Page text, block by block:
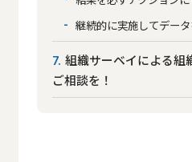
継続的に実施してデー
7 組織サーベイによる
ご相談を！